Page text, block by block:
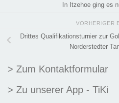
In Itzehoe ging es
VORHERIGER
Drittes Qualifikationsturnier zur
Norderstedter
> Zum Kontaktformular
> Zu unserer App - TiKi